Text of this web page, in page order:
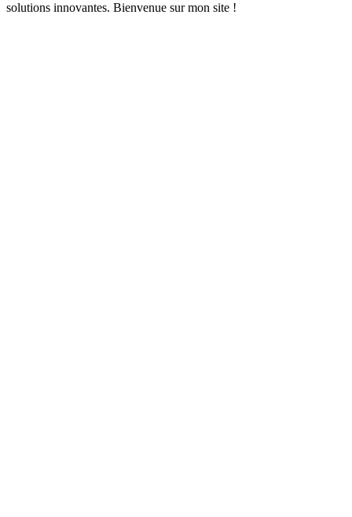
solutions innovantes. Bienvenue sur mon site !